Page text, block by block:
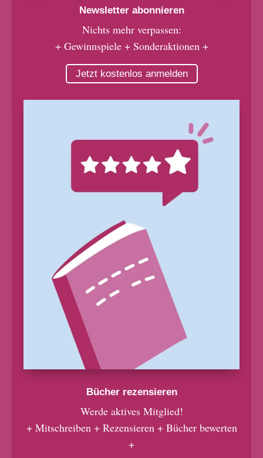
Newsletter abonnieren
Nichts mehr verpassen:
+ Gewinnspiele + Sonderaktionen +
Jetzt kostenlos anmelden
Bücher rezensieren
Werde aktives Mitglied!
+ Mitschreiben + Rezensieren + Bücher bewerten
+